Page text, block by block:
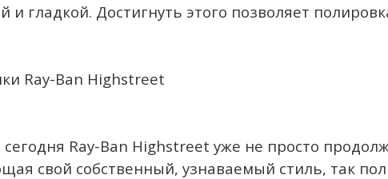
гладкой. Достигнуть этого позволяет
Ray-Ban Highstreet уже не просто
свой собственный, узнаваемый стиль, так